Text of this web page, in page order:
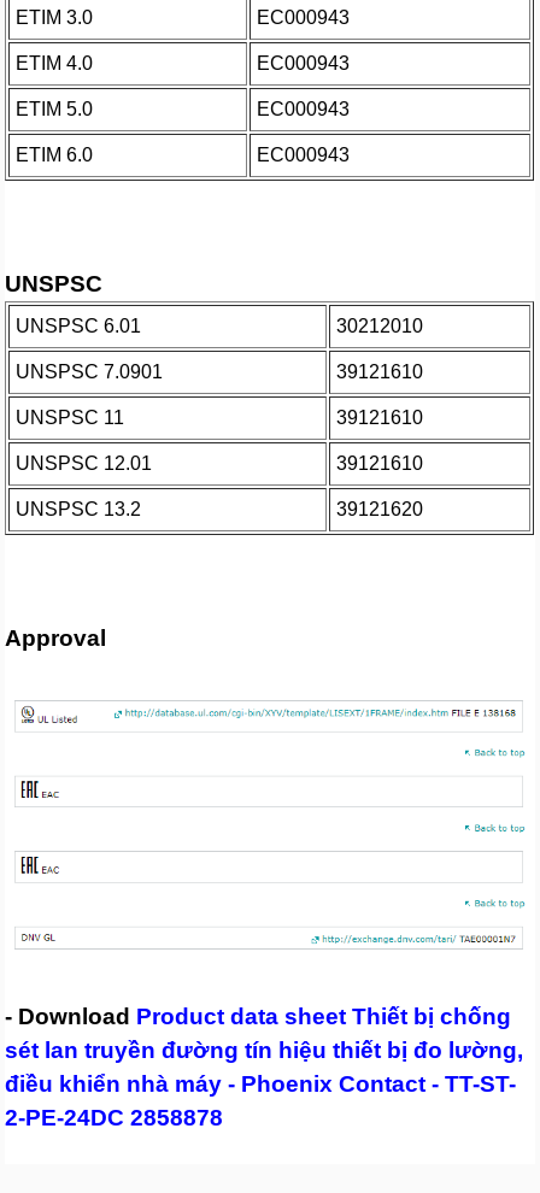
ETIM 3.0 EC000943
ETIM 4.0 EC000943
ETIM 5.0 EC000943
ETIM 6.0 EC000943
UNSPSC
UNSPSC 6.01 30212010
UNSPSC 7.0901 39121610
UNSPSC 11 39121610
UNSPSC 12.01 39121610
UNSPSC 13.2 39121620
Approval
- Download Product data sheet Thiết bị chống
sét lan truyền đường tín hiệu thiết bị đo lường,
điều khiển nhà máy - Phoenix Contact - TT-ST-
2-PE-24DC 2858878